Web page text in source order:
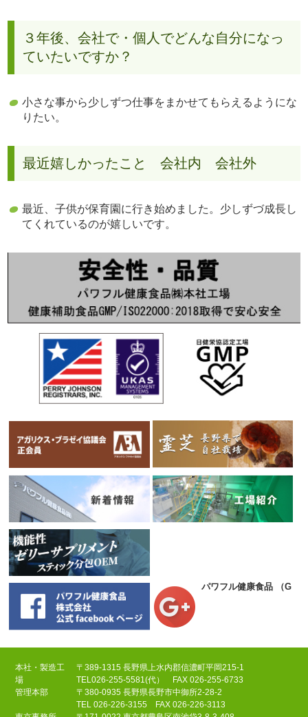
３年後、会社で・個人でどんな自分になっ
ていたいですか？
小さな事から少しずつ仕事をまかせてもらえるようにな
りたい。
最近嬉しかったこと 会社内 会社外
最近、子供が保育園に行き始めました。少しずづ成長し
てくれているのが嬉しいです。
パワフル健康食品 （
本社・製造工
場
〒389-1315 長野県上水内郡信濃町平岡215-1
TEL026-255-5581(代）
FAX 026-255-6733
管理本部
〒380-0935 長野県長野市中御所2-28-2
TEL026-226-3155 FAX 026-226-3113